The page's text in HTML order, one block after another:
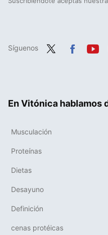
Síguenos
En Vitónica hablamos
Musculación
Proteínas
Dietas
Desayuno
Definición
cenas protéicas